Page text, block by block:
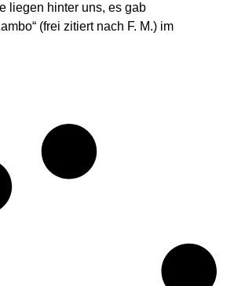
liegen hinter uns, es gab
(frei zitiert nach F. M.) im